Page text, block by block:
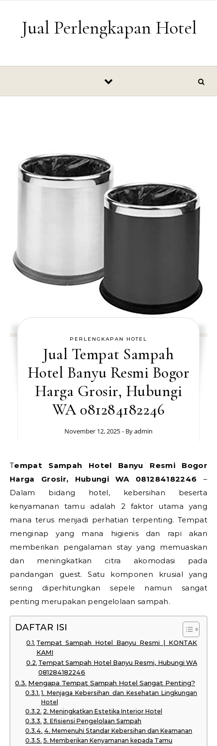
Jual Perlengkapan Hotel
PERLENGKAPAN HOTEL
Jual Tempat Sampah
Hotel Banyu Resmi Bogor
Harga Grosir, Hubungi
WA 081284182246
November 12, 2025 - Byadmin
Tempat Sampah Hotel Banyu Resmi Bogor
Harga Grosir, Hubungi WA 081284182246 –
Dalam bidang hotel, kebersihan beserta
kenyamanan tamu adalah 2 faktor utama yang
mana terus menjadi perhatian terpenting. Tempat
menginap yang mana higienis dan rapi akan
memberikan pengalaman stay yang memuaskan
dan meningkatkan citra akomodasi pada
pandangan guest. Satu komponen krusial yang
sering diperhitungkan sepele namun sangat
penting merupakan pengelolaan sampah.
DAFTAR ISI
Tempat Sampah Hotel Banyu Resmi | KONTAK
KAMI
Tempat Sampah Hotel Banyu Resmi, Hubungi WA
081284182246
Mengapa Tempat Sampah Hotel Sangat Penting?
1. Menjaga Kebersihan dan Kesehatan Lingkungan
Hotel
2. Meningkatkan Estetika Interior Hotel
3. Efisiensi Pengelolaan Sampah
4. Memenuhi Standar Kebersihan dan Keamanan
5. Memberikan Kenyamanan kepada Tamu